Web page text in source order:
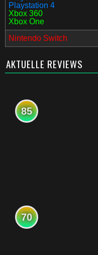
Playstation 4
Xbox 360
Xbox One
Nintendo Switch
AKTUELLE REVIEWS
85
70